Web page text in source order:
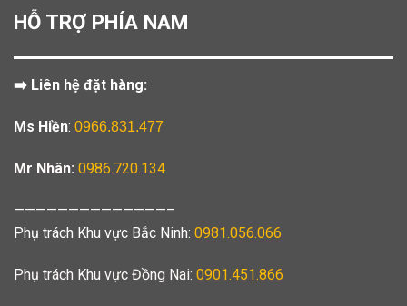
HỖ TRỢ PHÍA NAM
➡️ Liên hệ đặt hàng:
Ms Hiền: 0966.831.477
Mr Nhân: 0986.720.134
——————————————–
Phụ trách Khu vực Bắc Ninh: 0981.056.066
Phụ trách Khu vực Đồng Nai: 0901.451.866